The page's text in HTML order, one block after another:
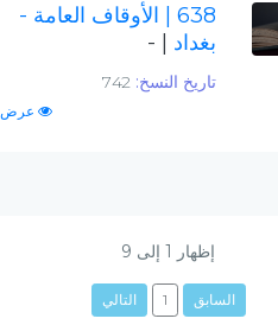
638
| الأوقاف العامة -
بغداد
| -
تاريخ النسخ: 742
عرض
إظهار 1 إلى 9
السابق 1 التالي